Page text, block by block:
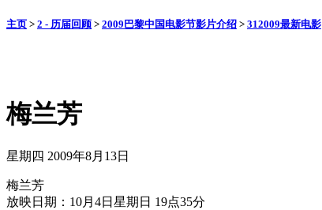
主页 > 2 - 历届回顾 > 2009巴黎中国电影节影片介绍 > 312009最新电影
梅兰芳
星期四 2009年8月13日
梅兰芳
放映日期：10月4日星期日 19点35分